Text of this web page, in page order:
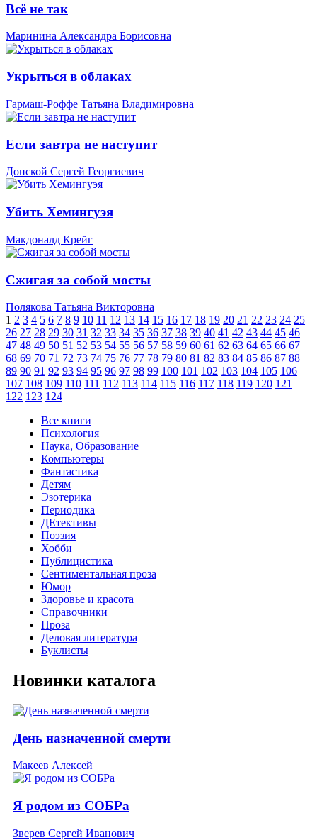
Всё не так
Маринина Александра Борисовна
Укрыться в облаках
Гармаш-Роффе Татьяна Владимировна
Если завтра не наступит
Донской Сергей Георгиевич
Убить Хемингуэя
Макдоналд Крейг
Сжигая за собой мосты
Полякова Татьяна Викторовна
1 2 3 4 5 6 7 8 9 10 11 12 13 14 15 16 17 18 19 20 21 22 23 24 25
26 27 28 29 30 31 32 33 34 35 36 37 38 39 40 41 42 43 44 45 46
47 48 49 50 51 52 53 54 55 56 57 58 59 60 61 62 63 64 65 66 67
68 69 70 71 72 73 74 75 76 77 78 79 80 81 82 83 84 85 86 87 88
89 90 91 92 93 94 95 96 97 98 99 100 101 102 103 104 105 106
107 108 109 110 111 112 113 114 115 116 117 118 119 120 121
122 123 124
Все книги
Психология
Наука, Образование
Компьютеры
Фантастика
Детям
Эзотерика
Периодика
ДЕтективы
Поэзия
Хобби
Публицистика
Сентиментальная проза
Юмор
Здоровье и красота
Справочники
Проза
Деловая литература
Буклисты
Новинки каталога
День назначенной смерти
Макеев Алексей
Я родом из СОБРа
Зверев Сергей Иванович